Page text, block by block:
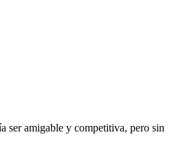
ser amigable y competitiva, pero sin